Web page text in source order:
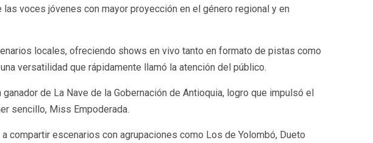
las voces jóvenes con mayor proyección en el género regional y en
locales, ofreciendo shows en vivo tanto en formato de pistas como
versatilidad que rápidamente llamó la atención del público.
de La Nave de la Gobernación de Antioquia, logro que impulsó el
sencillo, Miss Empoderada.
compartir escenarios con agrupaciones como Los de Yolombó, Dueto